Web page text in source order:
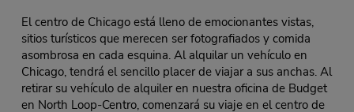
El centro de Chicago está lleno de emocionantes vistas,
sitios turísticos que merecen ser fotografiados y comida
asombrosa en cada esquina. Al alquilar un vehículo en
Chicago, tendrá el sencillo placer de viajar a sus anchas. Al
retirar su vehículo de alquiler en nuestra oficina de Budget
en North Loop-Centro, comenzará su viaje en el centro de